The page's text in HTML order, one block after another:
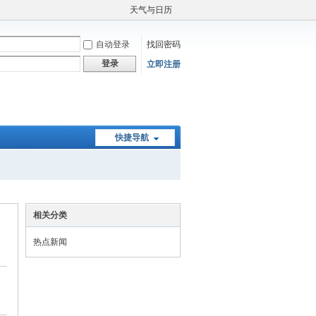
天气与日历
自动登录
找回密码
登录
立即注册
快捷导航
相关分类
热点新闻